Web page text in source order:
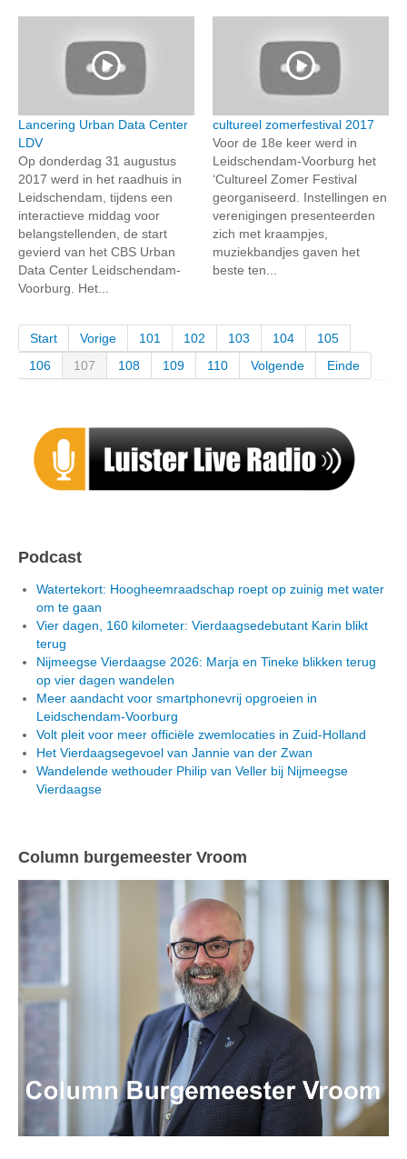
Lancering Urban Data Center
LDV
Op donderdag 31 augustus
2017 werd in het raadhuis in
Leidschendam, tijdens een
interactieve middag voor
belangstellenden, de start
gevierd van het CBS Urban
Data Center Leidschendam-
Voorburg. Het...
cultureel zomerfestival 2017
Voor de 18e keer werd in
Leidschendam-Voorburg het
‘Cultureel Zomer Festival
georganiseerd. Instellingen en
verenigingen presenteerden
zich met kraampjes,
muziekbandjes gaven het
beste ten...
Start Vorige 101 102 103 104
105
106
107 108 109 110 Volgende Einde
Podcast
Watertekort: Hoogheemraadschap roept op zuinig met water
om te gaan
Vier dagen, 160 kilometer: Vierdaagsedebutant Karin blikt
terug
Nijmeegse Vierdaagse 2026: Marja en Tineke blikken terug
op vier dagen wandelen
Meer aandacht voor smartphonevrij opgroeien in
Leidschendam-Voorburg
Volt pleit voor meer officiële zwemlocaties in Zuid-Holland
Het Vierdaagsegevoel van Jannie van der Zwan
Wandelende wethouder Philip van Veller bij Nijmeegse
Vierdaagse
Column burgemeester Vroom